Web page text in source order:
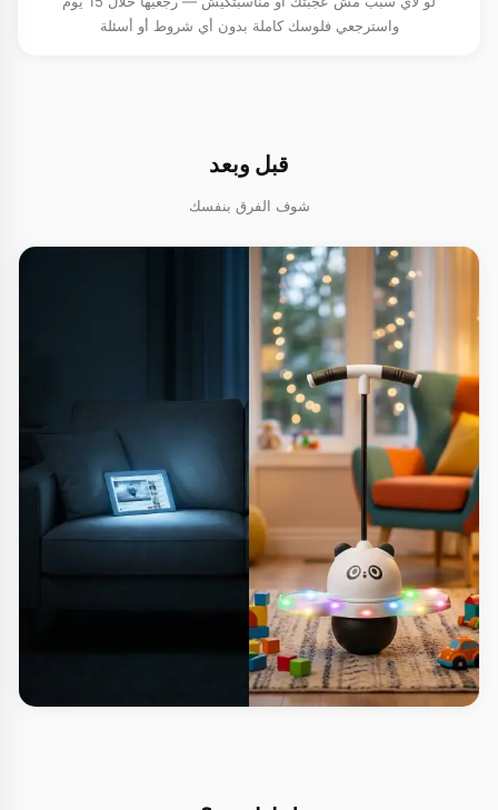
واسترجعي فلوسك كاملة بدون أي شروط أو أسئلة
قبل وبعد
شوف الفرق بنفسك